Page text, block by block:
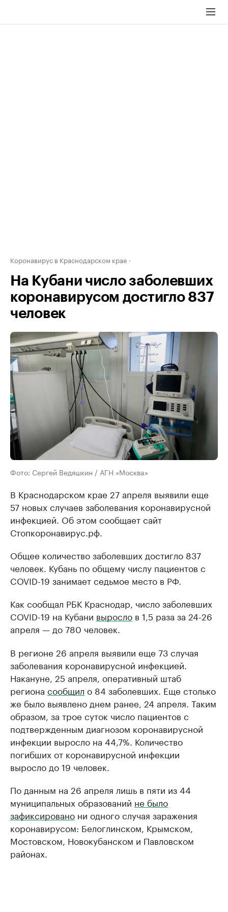
Коронавирус в Краснодарском крае
На Кубани число заболевших
коронавирусом достигло 837
человек
Фото: Сергей Ведяшкин / АГН «Москва»
В Краснодарском крае 27 апреля выявили еще
57 новых случаев заболевания коронавирусной
инфекцией. Об этом сообщает сайт
Стопкоронавирус.рф.
Общее количество заболевших достигло 837
человек. Кубань по общему числу пациентов с
COVID-19 занимает седьмое место в РФ.
Как сообщал РБК Краснодар, число заболевших
COVID-19 на Кубани выросло в 1,5 раза за 24-26
апреля — до 780 человек.
В регионе 26 апреля выявили еще 73 случая
заболевания коронавирусной инфекцией.
Накануне, 25 апреля, оперативный штаб
региона сообщил о 84 заболевших. Еще столько
же было выявлено днем ранее, 24 апреля. Таким
образом, за трое суток число пациентов с
подтвержденным диагнозом коронавирусной
инфекции выросло на 44,7%. Количество
погибших от коронавирусной инфекции
выросло до 19 человек.
По данным на 26 апреля лишь в пяти из 44
муниципальных образований не было
зафиксировано ни одного случая заражения
коронавирусом: Белоглинском, Крымском,
Мостовском, Новокубанском и Павловском
районах.